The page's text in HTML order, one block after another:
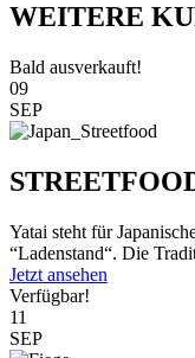
WEITERE
Bald ausverkauft!
09
SEP
Yatai steht für
“Ladenstand“. Die
Jetzt ansehen
Verfügbar!
11
SEP